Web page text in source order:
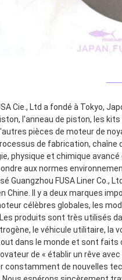
Cie., Ltd a fondé à Tokyo,
l'anneau de piston, les
pièces de moteur de
de fabrication,
physique et chimique
aux normes
Guangzhou FUSA Liner Co.,
Chine. Il y a deux marques
célèbres globales, les
produits sont très utilisés
le véhicule utilitaire, la
dans le monde et sont faits
de « établir un rêve
constamment de nouvelles